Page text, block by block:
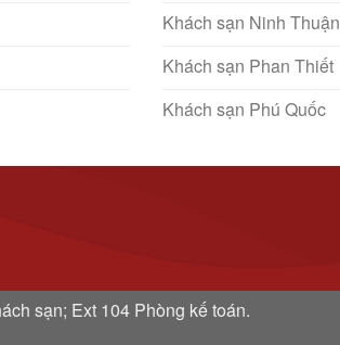
Khách sạn Ninh Thuận
Khách sạn Phan Thiết
Khách sạn Phú Quốc
sạn; Ext 104 Phòng kế toán.